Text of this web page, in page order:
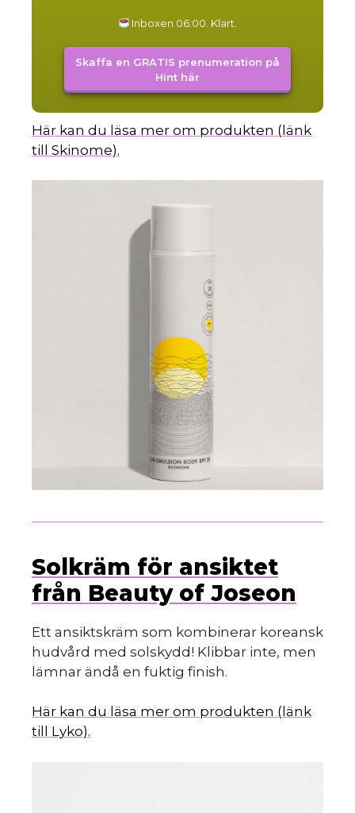
Inboxen 06:00. Klart.
Skaffa en GRATIS prenumeration på
Hint här
Här kan du läsa mer om produkten (länk
till Skinome).
Solkräm för ansiktet
från Beauty of Joseon
Ett ansiktskräm som kombinerar koreansk
hudvård med solskydd! Klibbar inte, men
lämnar ändå en fuktig finish.
Här kan du läsa mer om produkten (länk
till Lyko).